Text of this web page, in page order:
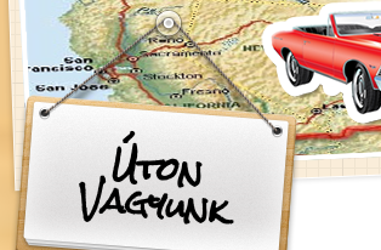
Ugrás a tartalomra
Úton
Vagyunk